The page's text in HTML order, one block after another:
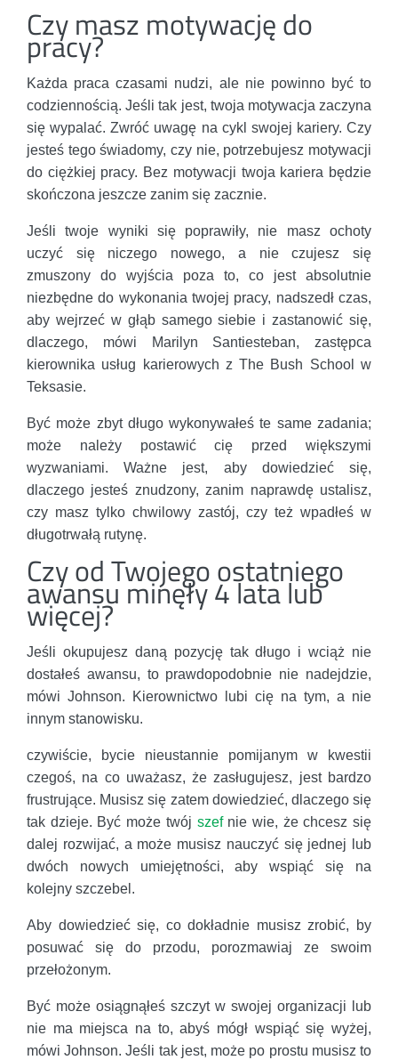
Czy masz motywację do
pracy?
Każda praca czasami nudzi, ale nie powinno być to
codziennością. Jeśli tak jest, twoja motywacja zaczyna
się wypalać. Zwróć uwagę na cykl swojej kariery. Czy
jesteś tego świadomy, czy nie, potrzebujesz motywacji
do ciężkiej pracy. Bez motywacji twoja kariera będzie
skończona jeszcze zanim się zacznie.
Jeśli twoje wyniki się poprawiły, nie masz ochoty
uczyć się niczego nowego, a nie czujesz się
zmuszony do wyjścia poza to, co jest absolutnie
niezbędne do wykonania twojej pracy, nadszedł czas,
aby wejrzeć w głąb samego siebie i zastanowić się,
dlaczego, mówi Marilyn Santiesteban, zastępca
kierownika usług karierowych z The Bush School w
Teksasie.
Być może zbyt długo wykonywałeś te same zadania;
może należy postawić cię przed większymi
wyzwaniami. Ważne jest, aby dowiedzieć się,
dlaczego jesteś znudzony, zanim naprawdę ustalisz,
czy masz tylko chwilowy zastój, czy też wpadłeś w
długotrwałą rutynę.
Czy od Twojego ostatniego
awansu minęły 4 lata lub
więcej?
Jeśli okupujesz daną pozycję tak długo i wciąż nie
dostałeś awansu, to prawdopodobnie nie nadejdzie,
mówi Johnson. Kierownictwo lubi cię na tym, a nie
innym stanowisku.
czywiście, bycie nieustannie pomijanym w kwestii
czegoś, na co uważasz, że zasługujesz, jest bardzo
frustrujące. Musisz się zatem dowiedzieć, dlaczego się
tak dzieje. Być może twój szefnie wie, że chcesz się
dalej rozwijać, a może musisz nauczyć się jednej lub
dwóch nowych umiejętności, aby wspiąć się na
kolejny szczebel.
Aby dowiedzieć się, co dokładnie musisz zrobić, by
posuwać się do przodu, porozmawiaj ze swoim
przełożonym.
Być może osiągnąłeś szczyt w swojej organizacji lub
nie ma miejsca na to, abyś mógł wspiąć się wyżej,
mówi Johnson. Jeśli tak jest, może po prostu musisz to